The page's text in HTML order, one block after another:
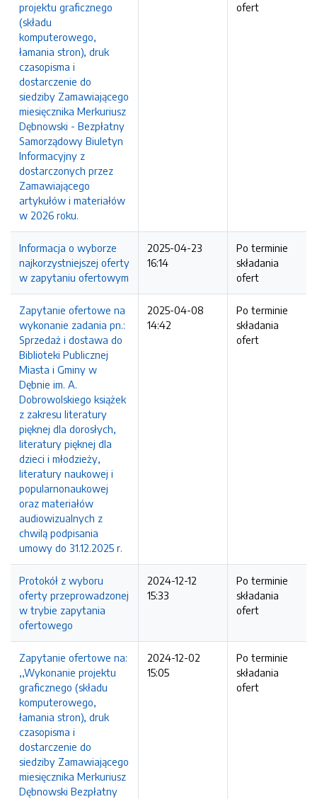
projektu graficznego
(składu
komputerowego,
łamania stron), druk
czasopisma i
dostarczenie do
siedziby Zamawiającego
miesięcznika Merkuriusz
Dębnowski - Bezpłatny
Samorządowy Biuletyn
Informacyjny z
dostarczonych przez
Zamawiającego
artykułów i materiałów
w 2026 roku.
ofert
Informacja o wyborze
najkorzystniejszej oferty
w zapytaniu ofertowym
2025-04-23
16:14
Po terminie
składania
ofert
Zapytanie ofertowe na
wykonanie zadania pn.:
Sprzedaż i dostawa do
Biblioteki Publicznej
Miasta i Gminy w
Dębnie im. A.
Dobrowolskiego książek
z zakresu literatury
pięknej dla dorosłych,
literatury pięknej dla
dzieci i młodzieży,
literatury naukowej i
popularnonaukowej
oraz materiałów
audiowizualnych z
chwilą podpisania
umowy do 31.12.2025 r.
2025-04-08
14:42
Po terminie
składania
ofert
Protokół z wyboru
oferty przeprowadzonej
w trybie zapytania
ofertowego
2024-12-12
15:33
Po terminie
składania
ofert
Zapytanie ofertowe na:
,,Wykonanie projektu
graficznego (składu
komputerowego,
łamania stron), druk
czasopisma i
dostarczenie do
siedziby Zamawiającego
miesięcznika Merkuriusz
Dębnowski Bezpłatny
2024-12-02
15:05
Po terminie
składania
ofert